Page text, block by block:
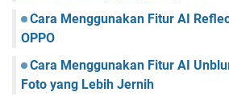
Cara Menggunakan Fitur AI
OPPO
Cara Menggunakan Fitur AI
Foto yang Lebih Jernih